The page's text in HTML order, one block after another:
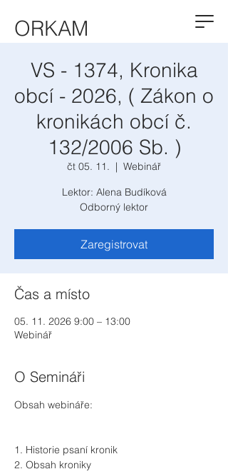
ORKAM
VS - 1374, Kronika
obcí - 2026, ( Zákon o
kronikách obcí č.
132/2006 Sb. )
čt 05. 11.
  |
Webinář
Lektor: Alena Budíková
Odborný lektor
Zaregistrovat
Čas a místo
05. 11. 2026 9:00 – 13:00
Webinář
O Semináři
Obsah webináře:
1. Historie psaní kronik
2. Obsah kroniky